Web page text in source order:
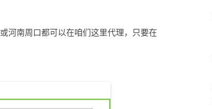
河南周口都可以在咱们这里代理，只要在